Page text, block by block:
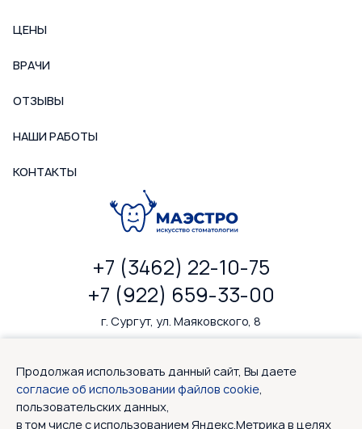
ЦЕНЫ
ВРАЧИ
ОТЗЫВЫ
НАШИ РАБОТЫ
КОНТАКТЫ
+7 (3462) 22-10-75
+7 (922) 659-33-00
г. Сургут, ул. Маяковского, 8
Продолжая использовать данный сайт, Вы даете
согласие об использовании файлов cookie,
пользовательских данных,
в том числе с использованием Яндекс.Метрика в целях